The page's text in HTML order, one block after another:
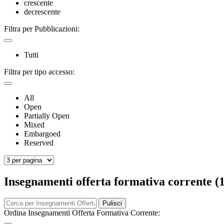
crescente
decrescente
Filtra per Pubblicazioni:
Tutti
Filtra per tipo accesso:
All
Open
Partially Open
Mixed
Embargoed
Reserved
Insegnamenti offerta formativa corrente
Pulisci
Ordina Insegnamenti Offerta Formativa Corrente: